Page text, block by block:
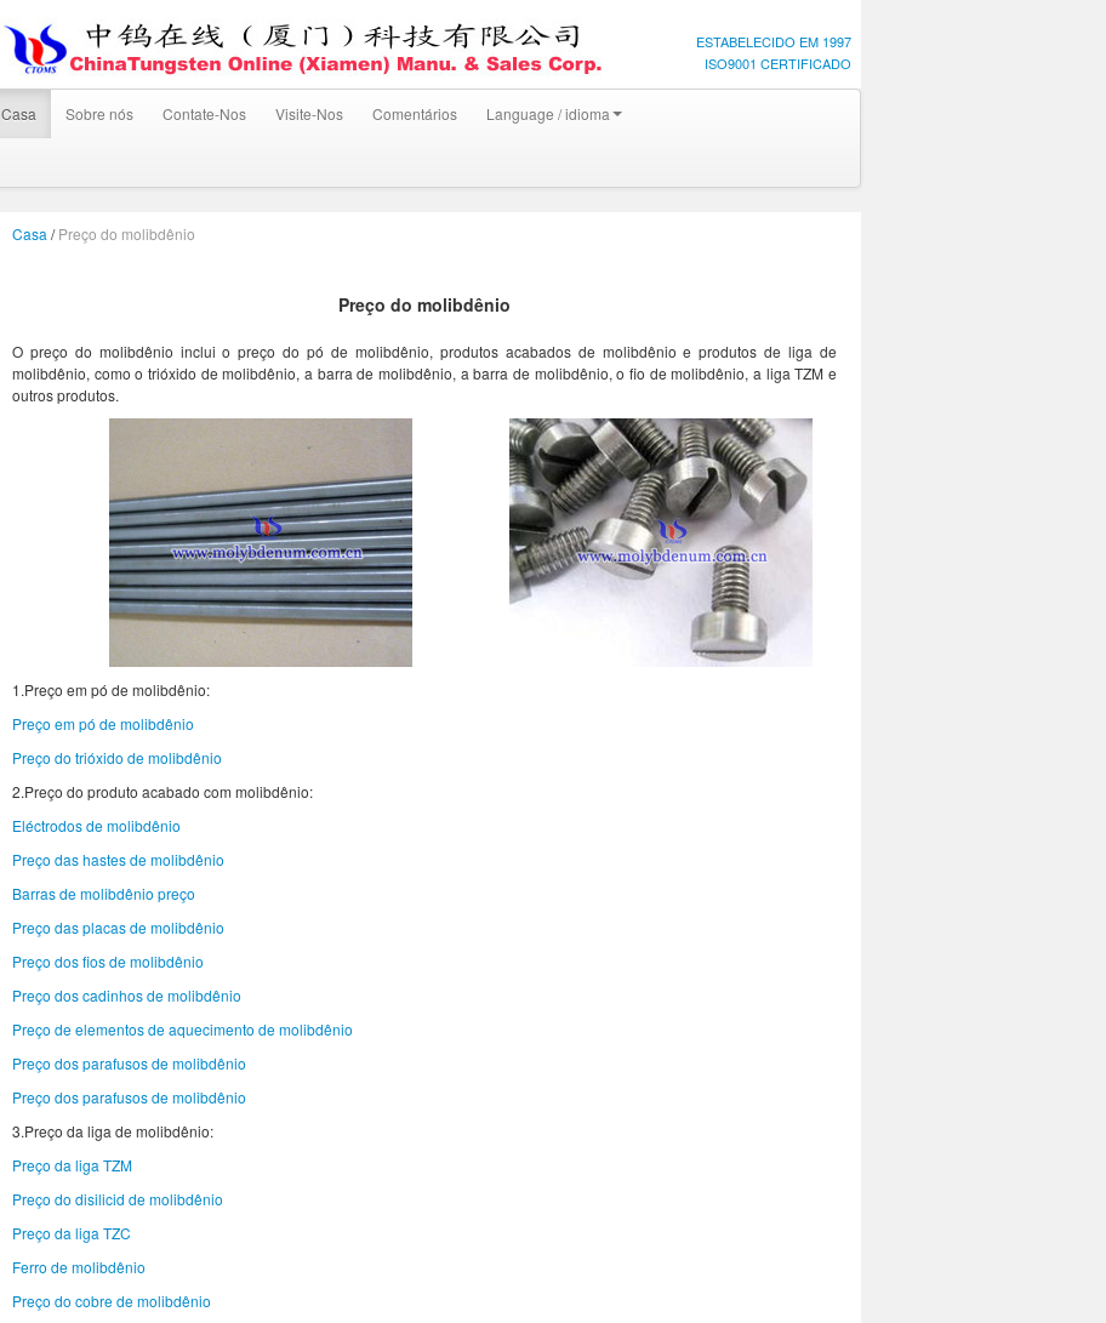
ESTABELECIDO EM 1997
ISO9001 CERTIFICADO
Casa Sobre nós Contate-Nos Visite-Nos Comentários Language / idioma
Casa / Preço do molibdênio
Preço do molibdênio
O preço do molibdênio inclui o preço do pó de molibdênio, produtos acabados de molibdênio e produtos de liga de
molibdênio, como o trióxido de molibdênio, a barra de molibdênio, a barra de molibdênio, o fio de molibdênio, a liga TZM e
outros produtos.
1.Preço em pó de molibdênio:
Preço em pó de molibdênio
Preço do trióxido de molibdênio
2.Preço do produto acabado com molibdênio:
Eléctrodos de molibdênio
Preço das hastes de molibdênio
Barras de molibdênio preço
Preço das placas de molibdênio
Preço dos fios de molibdênio
Preço dos cadinhos de molibdênio
Preço de elementos de aquecimento de molibdênio
Preço dos parafusos de molibdênio
Preço dos parafusos de molibdênio
3.Preço da liga de molibdênio:
Preço da liga TZM
Preço do disilicid de molibdênio
Preço da liga TZC
Ferro de molibdênio
Preço do cobre de molibdênio